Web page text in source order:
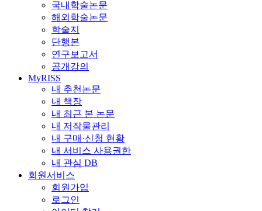
국내학술논문
해외학술논문
학술지
단행본
연구보고서
공개강의
MyRISS
내 추천논문
내 책장
내 최근 본 논문
내 저작물관리
내 구매·신청 현황
내 서비스 사용권한
내 관심 DB
회원서비스
회원가입
로그인